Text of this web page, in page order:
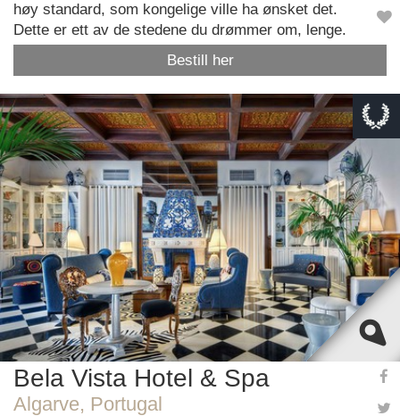
høy standard, som kongelige ville ha ønsket det.
Dette er ett av de stedene du drømmer om, lenge.
Bestill her
This page can't load Google Maps correctly.
Do you own this website?
OK
Bela Vista Hotel & Spa
Algarve, Portugal